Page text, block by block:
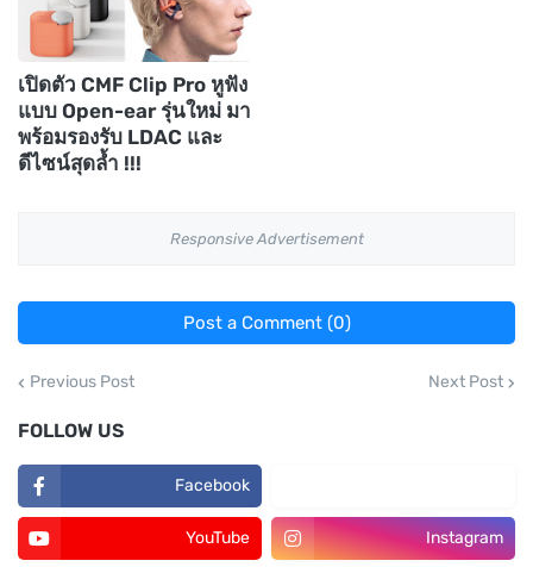
เปิดตัว CMF Clip Pro หูฟัง
แบบ Open-ear รุ่นใหม่ มา
พร้อมรองรับ LDAC และ
ดีไซน์สุดล้ำ !!!
Responsive Advertisement
Post a Comment (0)
Previous Post Next Post
FOLLOW US
Facebook
YouTube Instagram